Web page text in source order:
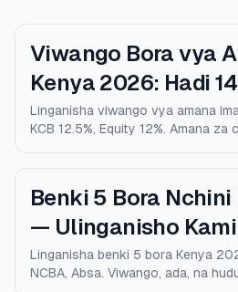
Viwango Bora vya
Kenya 2026: Hadi
Linganisha viwango vya amana
KCB 12.5%, Equity 12%. Amana za
Benki 5 Bora
— Ulinganisho
Linganisha benki 5 bora Kenya
NCBA, Absa. Viwango, ada, na